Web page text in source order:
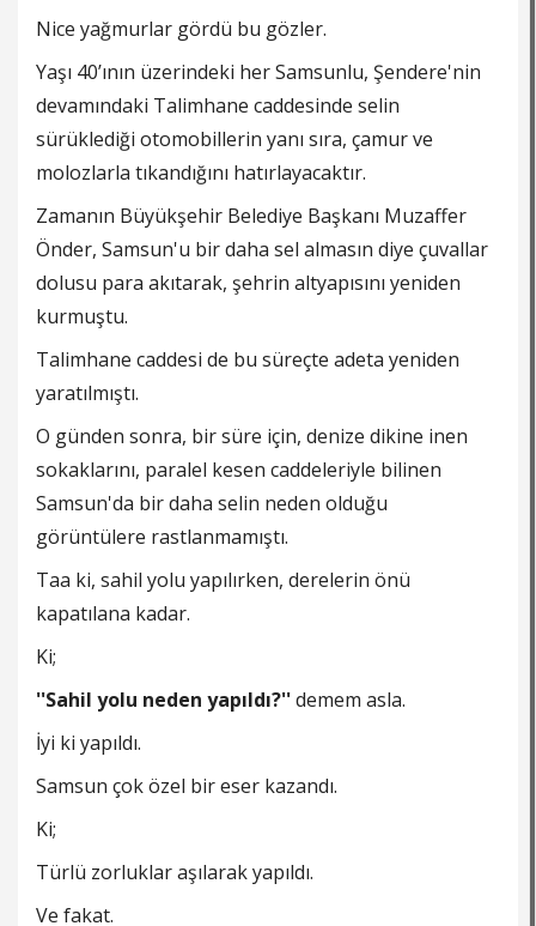
Nice yağmurlar gördü bu gözler.
Yaşı 40’ının üzerindeki her Samsunlu, Şendere'nin
devamındaki Talimhane caddesinde selin
sürüklediği otomobillerin yanı sıra, çamur ve
molozlarla tıkandığını hatırlayacaktır.
Zamanın Büyükşehir Belediye Başkanı Muzaffer
Önder, Samsun'u bir daha sel almasın diye çuvallar
dolusu para akıtarak, şehrin altyapısını yeniden
kurmuştu.
Talimhane caddesi de bu süreçte adeta yeniden
yaratılmıştı.
O günden sonra, bir süre için, denize dikine inen
sokaklarını, paralel kesen caddeleriyle bilinen
Samsun'da bir daha selin neden olduğu
görüntülere rastlanmamıştı.
Taa ki, sahil yolu yapılırken, derelerin önü
kapatılana kadar.
Ki;
''Sahil yolu neden yapıldı?''demem asla.
İyi ki yapıldı.
Samsun çok özel bir eser kazandı.
Ki;
Türlü zorluklar aşılarak yapıldı.
Ve fakat.